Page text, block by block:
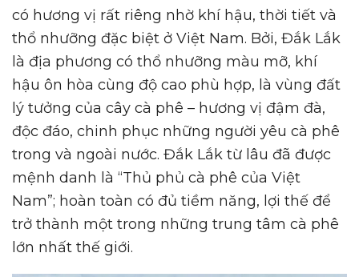
có hương vị rất riêng nhờ khí hậu, thời tiết và
thổ nhưỡng đặc biệt ở Việt Nam. Bởi, Đắk Lắk
là địa phương có thổ nhưỡng màu mỡ, khí
hậu ôn hòa cùng độ cao phù hợp, là vùng đất
lý tưởng của cây cà phê – hương vị đậm đà,
độc đáo, chinh phục những người yêu cà phê
trong và ngoài nước. Đắk Lắk từ lâu đã được
mệnh danh là “Thủ phủ cà phê của Việt
Nam”; hoàn toàn có đủ tiềm năng, lợi thế để
trở thành một trong những trung tâm cà phê
lớn nhất thế giới.